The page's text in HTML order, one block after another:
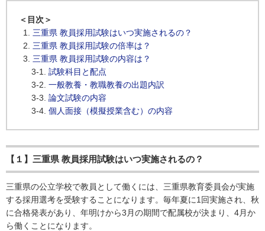
＜目次＞
三重県 教員採用試験はいつ実施されるの？
三重県 教員採用試験の倍率は？
三重県 教員採用試験の内容は？
試験科目と配点
一般教養・教職教養の出題内訳
論文試験の内容
個人面接（模擬授業含む）の内容
【１】三重県 教員採用試験はいつ実施されるの？
三重県の公立学校で教員として働くには、三重県教育委員会が実施
する採用選考を受験することになります。毎年夏に1回実施され、秋
に合格発表があり、年明けから3月の期間で配属校が決まり、4月か
ら働くことになります。